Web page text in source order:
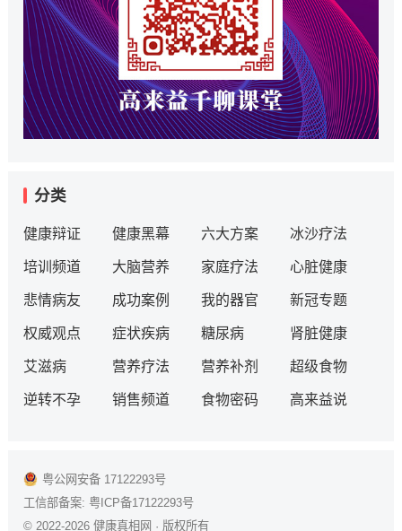
分类
健康辩证 健康黑幕 六大方案 冰沙疗法
培训频道 大脑营养 家庭疗法 心脏健康
悲情病友 成功案例 我的器官 新冠专题
权威观点 症状疾病 糖尿病 肾脏健康
艾滋病 营养疗法 营养补剂 超级食物
逆转不孕 销售频道 食物密码 高来益说
粤公网安备 17122293号
工信部备案: 粤ICP备17122293号
© 2022-2026 健康真相网 · 版权所有